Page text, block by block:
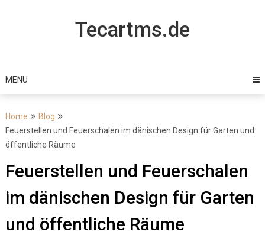
Tecartms.de
MENU
Home
Blog
Feuerstellen und Feuerschalen im dänischen Design für Garten und
öffentliche Räume
Feuerstellen und Feuerschalen
im dänischen Design für Garten
und öffentliche Räume